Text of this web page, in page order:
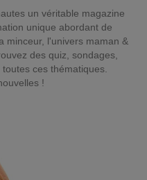
un véritable magazine
unique abordant de
minceur, l'univers maman &
des quiz, sondages,
ces thématiques.
!